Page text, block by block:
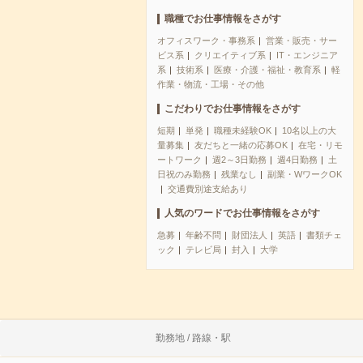
職種でお仕事情報をさがす
オフィスワーク・事務系
営業・販売・サー
ビス系
クリエイティブ系
IT・エンジニア
系
技術系 医療・介護・福祉・教育系
軽
作業・物流・工場・その他
こだわりでお仕事情報をさがす
短期 単発 職種未経験OK
10名以上の大
量募集
友だちと一緒の応募OK
在宅・リモ
ートワーク
週2～3日勤務 週4日勤務
土
日祝のみ勤務
残業なし
副業・WワークOK
交通費別途支給あり
人気のワードでお仕事情報をさがす
急募 年齢不問 財団法人 英語
書類チェ
ック
テレビ局 封入 大学
勤務地 / 路線・駅